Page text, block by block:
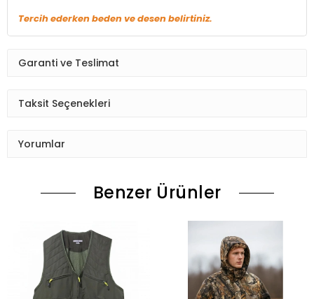
Tercih ederken beden ve desen belirtiniz.
Garanti ve Teslimat
Taksit Seçenekleri
Yorumlar
Benzer Ürünler